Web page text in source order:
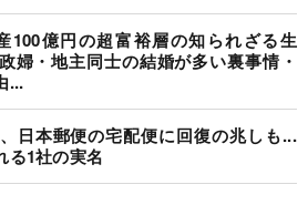
100億円の超富裕層の知られざる生
婦・地主同士の結婚が多い裏事情・
...
日本郵便の宅配便に回復の兆しも...
る1社の実名